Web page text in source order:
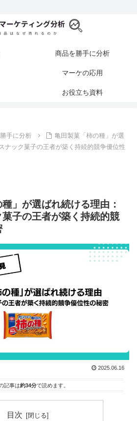
商品を勝手に分析
マーケの応用
お役立ち資料
手に分析
亀田製菓「柿の種」が選
ナック菓子の王者が築く持続的競争優位性
」が選ばれ続ける理由：
菓子の王者が築く持続的競
2025.06.16
記事は約34分で読めます。
目次